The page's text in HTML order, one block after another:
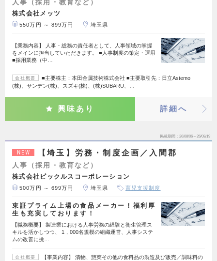
人事（採用・教育など）
株式会社メッツ
550万円 ～ 899万円 埼玉県
【業務内容】 人事・総務の責任者として、人事領域の掌握
をメインに担当していただきます。 ■人事制度の策定・運用
■採用業務（中…
会社概要
■主要株主：本田金属技術株式会社 ■主要取引先：日立Astemo
(株)、サンデン(株)、スズキ(株)、(株)SUBARU、…
興味あり 詳細へ
掲載期間 26/08/06～26/08/19
NEW 【埼玉】労務・制度企画／入間郡
人事（採用・教育など）
株式会社ピックルスコーポレーション
500万円 ～ 699万円 埼玉県 育児支援制度
東証プライム上場の食品メーカー！福利厚
生も充実しております！
【職務概要】 製造業における人事労務の経験と衛生管理ス
キルを活かしつつ、 1，000名規模の組織運営、人事システ
ムの改善に挑…
会社概要
【事業内容】 漬物、惣菜その他の食料品の製造及び販売／調味料の